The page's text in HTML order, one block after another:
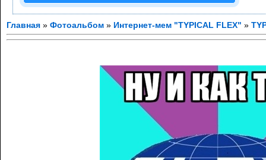
Главная » Фотоальбом » Интернет-мем "TYPICAL FLEX" »